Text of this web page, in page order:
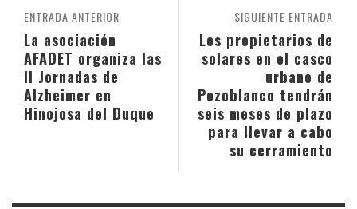
SIGUIENTE ENTRADA
Los propietarios de
solares en el casco
urbano de
Pozoblanco tendrán
seis meses de plazo
para llevar a cabo
su cerramiento
ENTRADA ANTERIOR
La asociación
AFADET organiza las
II Jornadas de
Alzheimer en
Hinojosa del Duque